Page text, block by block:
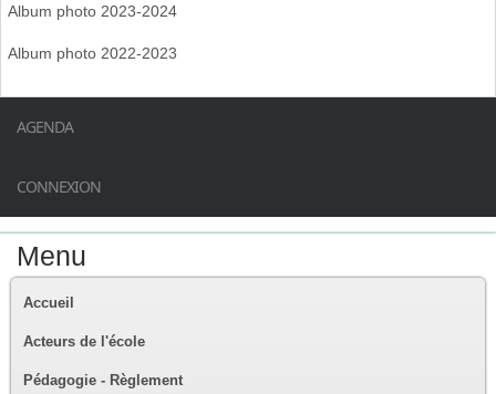
Album photo 2023-2024
Album photo 2022-2023
AGENDA
CONNEXION
Menu
Accueil
Acteurs de l'école
Pédagogie - Règlement